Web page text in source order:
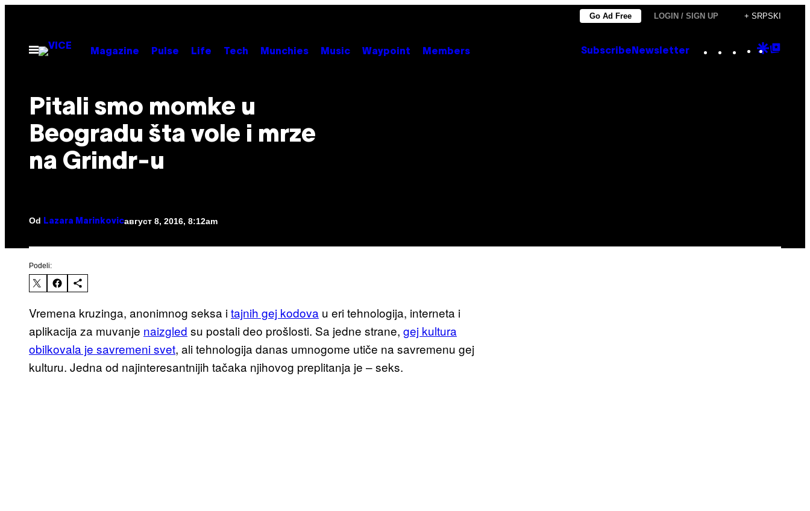
садржај
Go Ad Free LOGIN / SIGN UP + SRPSKI
Otvori
Meni
Magazine Pulse Life Tech Munchies Music Waypoint Members Subscribe Newsletter Instagram
TikTok
YouTube
Google
Pitali smo momke u
Beogradu šta vole i mrze
na Grindr-u
Od Lazara Marinkovicавгуст 8, 2016, 8:12am
Podeli:
Vremena kruzinga, anonimnog seksa itajnih gej kodova u eri tehnologija, interneta i
aplikacija za muvanje naizgled su postali deo prošlosti. Sa jedne strane, gej kultura
obilkovala je savremeni svet, ali tehnologija danas umnogome utiče na savremenu gej
kulturu. Jedna od najinteresantnijih tačaka njihovog preplitanja je – seks.